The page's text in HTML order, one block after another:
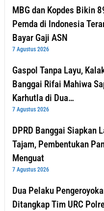
MBG dan Kopdes Bikin
Pemda di Indonesia
Bayar Gaji ASN
7 Agustus 2026
Gaspol Tanpa Layu,
Banggai Rifai Mahiwa
Karhutla di Dua…
7 Agustus 2026
DPRD Banggai Siapkan
Tajam, Pembentukan
Menguat
7 Agustus 2026
Dua Pelaku
Ditangkap Tim URC